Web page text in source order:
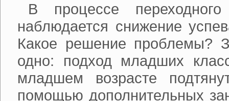
В процессе
наблюдается снижение
Какое решение проблемы?
одно: подход младших
младшем возрасте
помощью дополнительных